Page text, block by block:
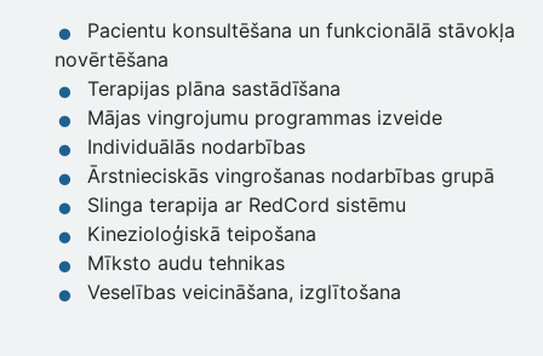
Pacientu konsultēšana un funkcionālā stāvokļa
novērtēšana
Terapijas plāna sastādīšana
Mājas vingrojumu programmas izveide
Individuālās nodarbības
Ārstnieciskās vingrošanas nodarbības grupā
Slinga terapija ar RedCord sistēmu
Kinezioloģiskā teipošana
Mīksto audu tehnikas
Veselības veicināšana, izglītošana